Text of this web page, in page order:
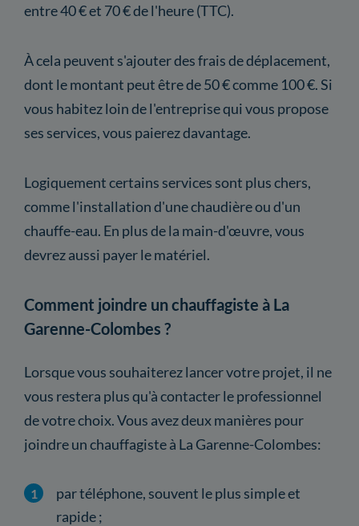
entre 40 € et 70 € de l'heure (TTC).
À cela peuvent s'ajouter des frais de déplacement,
dont le montant peut être de 50 € comme 100 €. Si
vous habitez loin de l'entreprise qui vous propose
ses services, vous paierez davantage.
Logiquement certains services sont plus chers,
comme l'installation d'une chaudière ou d'un
chauffe-eau. En plus de la main-d'œuvre, vous
devrez aussi payer le matériel.
Comment joindre un chauffagiste à La
Garenne-Colombes ?
Lorsque vous souhaiterez lancer votre projet, il ne
vous restera plus qu'à contacter le professionnel
de votre choix. Vous avez deux manières pour
joindre un chauffagiste à La Garenne-Colombes:
par téléphone, souvent le plus simple et
rapide ;